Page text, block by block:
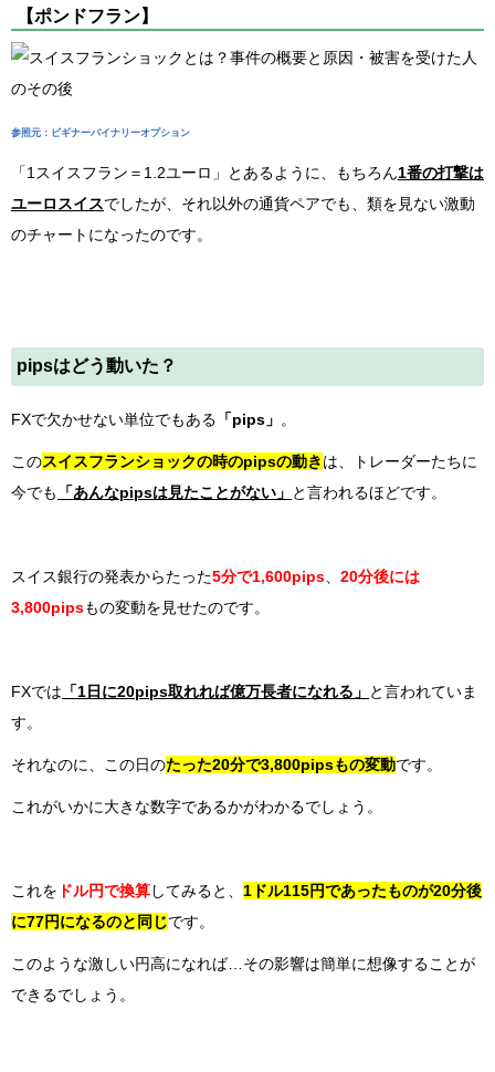
【ポンドフラン】
参照元：ビギナーバイナリーオプション
「1スイスフラン＝1.2ユーロ」とあるように、もちろん1番の打撃は
ユーロスイスでしたが、それ以外の通貨ペアでも、類を見ない激動
のチャートになったのです。
pipsはどう動いた？
FXで欠かせない単位でもある 「pips」 。
このスイスフランショックの時のpipsの動きは、トレーダーたちに
今でも
「あんなpipsは見たことがない」 と言われるほどです。
スイス銀行の発表からたった5分で1,600pips
20分後には
3,800pipsもの変動を見せたのです。
FXでは 「1日に20pips取れれば億万長者になれる」 と言われていま
す。
それなのに、この日のたった20分で3,800pipsもの変動です。
これがいかに大きな数字であるかがわかるでしょう。
これを ドル円で換算してみると、 1ドル115円であったものが20分後
に77円になるのと同じです。
このような激しい円高になれば…その影響は簡単に想像することが
できるでしょう。